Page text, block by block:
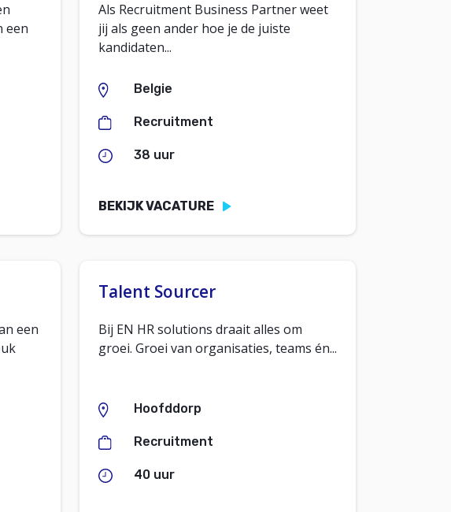
een
Als Recruitment Business Partner weet
jij als geen ander hoe je de juiste
kandidaten...
Belgie
Recruitment
38 uur
BEKIJK VACATURE
een
Talent Sourcer
Bij EN HR solutions draait alles om
groei. Groei van organisaties, teams én...
Hoofddorp
Recruitment
40 uur